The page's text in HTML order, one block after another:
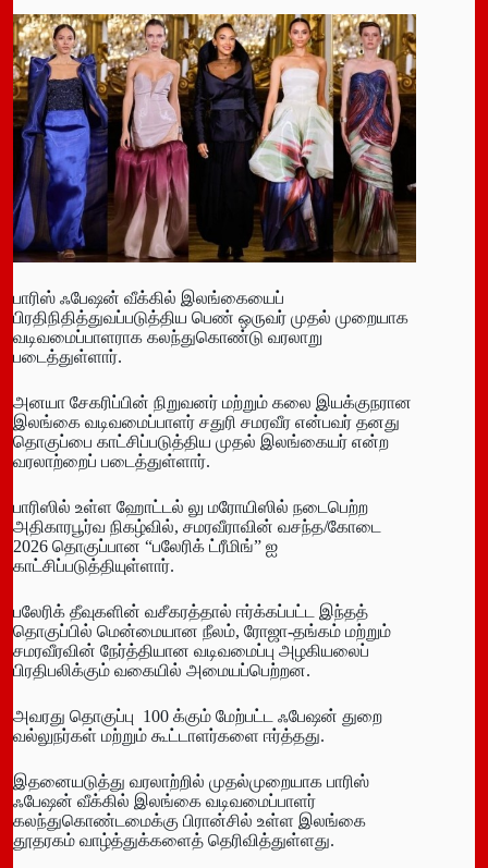
பாரிஸ் ஃபேஷன் வீக்கில் இலங்கையைப்
பிரதிநிதித்துவப்படுத்திய பெண் ஒருவர் முதல் முறையாக
வடிவமைப்பாளராக கலந்துகொண்டு வரலாறு
படைத்துள்ளார்.
அனயா சேகரிப்பின் நிறுவனர் மற்றும் கலை இயக்குநரான
இலங்கை வடிவமைப்பாளர் சதுரி சமரவீர என்பவர் தனது
தொகுப்பை காட்சிப்படுத்திய முதல் இலங்கையர் என்ற
வரலாற்றைப் படைத்துள்ளார்.
பாரிஸில் உள்ள ஹோட்டல் லு மரோயிஸில் நடைபெற்ற
அதிகாரபூர்வ நிகழ்வில், சமரவீராவின் வசந்த/கோடை
2026 தொகுப்பான “பலேரிக் ட்ரீமிங்” ஐ
காட்சிப்படுத்தியுள்ளார்.
பலேரிக் தீவுகளின் வசீகரத்தால் ஈர்க்கப்பட்ட இந்தத்
தொகுப்பில் மென்மையான நீலம், ரோஜா-தங்கம் மற்றும்
சமரவீரவின் நேர்த்தியான வடிவமைப்பு அழகியலைப்
பிரதிபலிக்கும் வகையில் அமையப்பெற்றன.
அவரது தொகுப்பு 100 க்கும் மேற்பட்ட ஃபேஷன் துறை
வல்லுநர்கள் மற்றும் கூட்டாளர்களை ஈர்த்தது.
இதனையடுத்து வரலாற்றில் முதல்முறையாக பாரிஸ்
ஃபேஷன் வீக்கில் இலங்கை வடிவமைப்பாளர்
கலந்துகொண்டமைக்கு பிரான்சில் உள்ள இலங்கை
தூதரகம் வாழ்த்துக்களைத் தெரிவித்துள்ளது.